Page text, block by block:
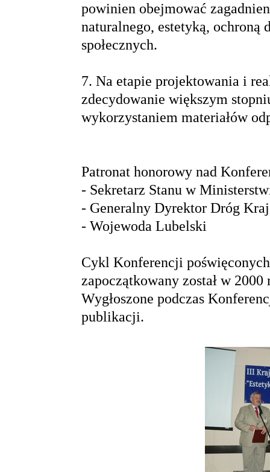
powinien obejmować
naturalnego, estetyką,
społecznych.
7. Na etapie projektowania i
zdecydowanie większym
wykorzystaniem materiałów
Patronat honorowy nad
- Sekretarz Stanu w
- Generalny Dyrektor Dróg
- Wojewoda Lubelski
Cykl Konferencji
zapoczątkowany został w
Wygłoszone podczas
publikacji.